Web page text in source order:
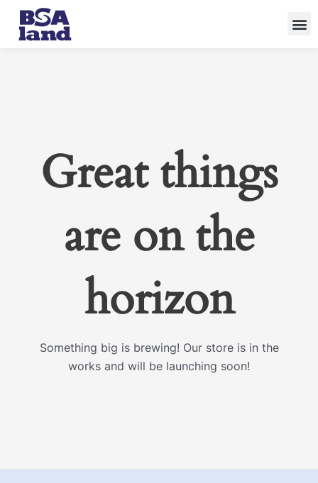
Skip
content
Great things
are on the
horizon
Something big is brewing! Our store is in the
works and will be launching soon!